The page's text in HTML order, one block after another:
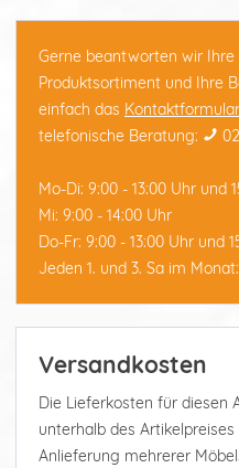
Gerne beantworten wir
Produktsortiment und Ihre
einfach das Kontaktformular
telefonische Beratung:
Mo-Di: 9:00 - 13:00 Uhr und
Mi: 9:00 - 14:00 Uhr
Do-Fr: 9:00 - 13:00 Uhr und
Jeden 1. und 3. Sa im
Versandkosten
Die Lieferkosten für diesen
unterhalb des
Anlieferung mehrerer